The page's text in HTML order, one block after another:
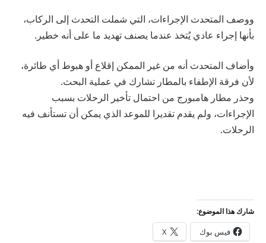
ووصف المتحدث الإجراءات، التي شملت التحدث إلى الركاب،
بأنها إجراء عادي يُتخذ عندما يصنف تهديد ما على أنه خطير.
وأضاف المتحدث أنه من غير الممكن إقلاع أو هبوط أي طائرة،
لأن فرقة الإطفاء بالمطار تشارك في عملية البحث.
وحذر مطار هامبورج من احتمال تأخير الرحلات بسبب
الإجراءات، ولم يقدم تقديرا للموعد الذي يمكن أن تستأنف فيه
الرحلات.
شارك هذا الموضوع:
فيس بوك X